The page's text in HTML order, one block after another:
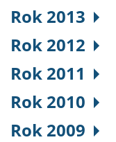
Rok 2013
Rok 2012
Rok 2011
Rok 2010
Rok 2009